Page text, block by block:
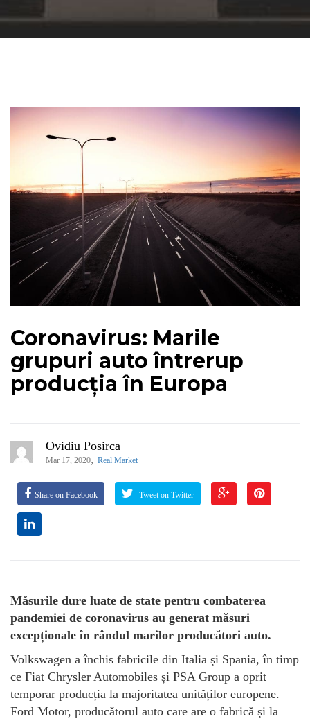
Coronavirus: Marile
grupuri auto întrerup
producția în Europa
Ovidiu Posirca
Mar 17, 2020, Real Market
Share on Facebook Tweet on Twitter
Măsurile dure luate de state pentru combaterea
pandemiei de coronavirus au generat măsuri
excepționale în rândul marilor producători auto.
Volkswagen a închis fabricile din Italia și Spania, în timp
ce Fiat Chrysler Automobiles și PSA Group a oprit
temporar producția la majoritatea unităților europene.
Ford Motor, producătorul auto care are o fabrică și la